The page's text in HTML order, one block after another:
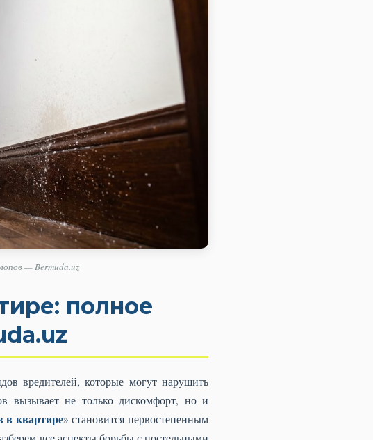
— Bermuda.uz
полное
вредителей, которые могут нарушить
вызывает не только дискомфорт, но и
в квартире» становится первостепенным